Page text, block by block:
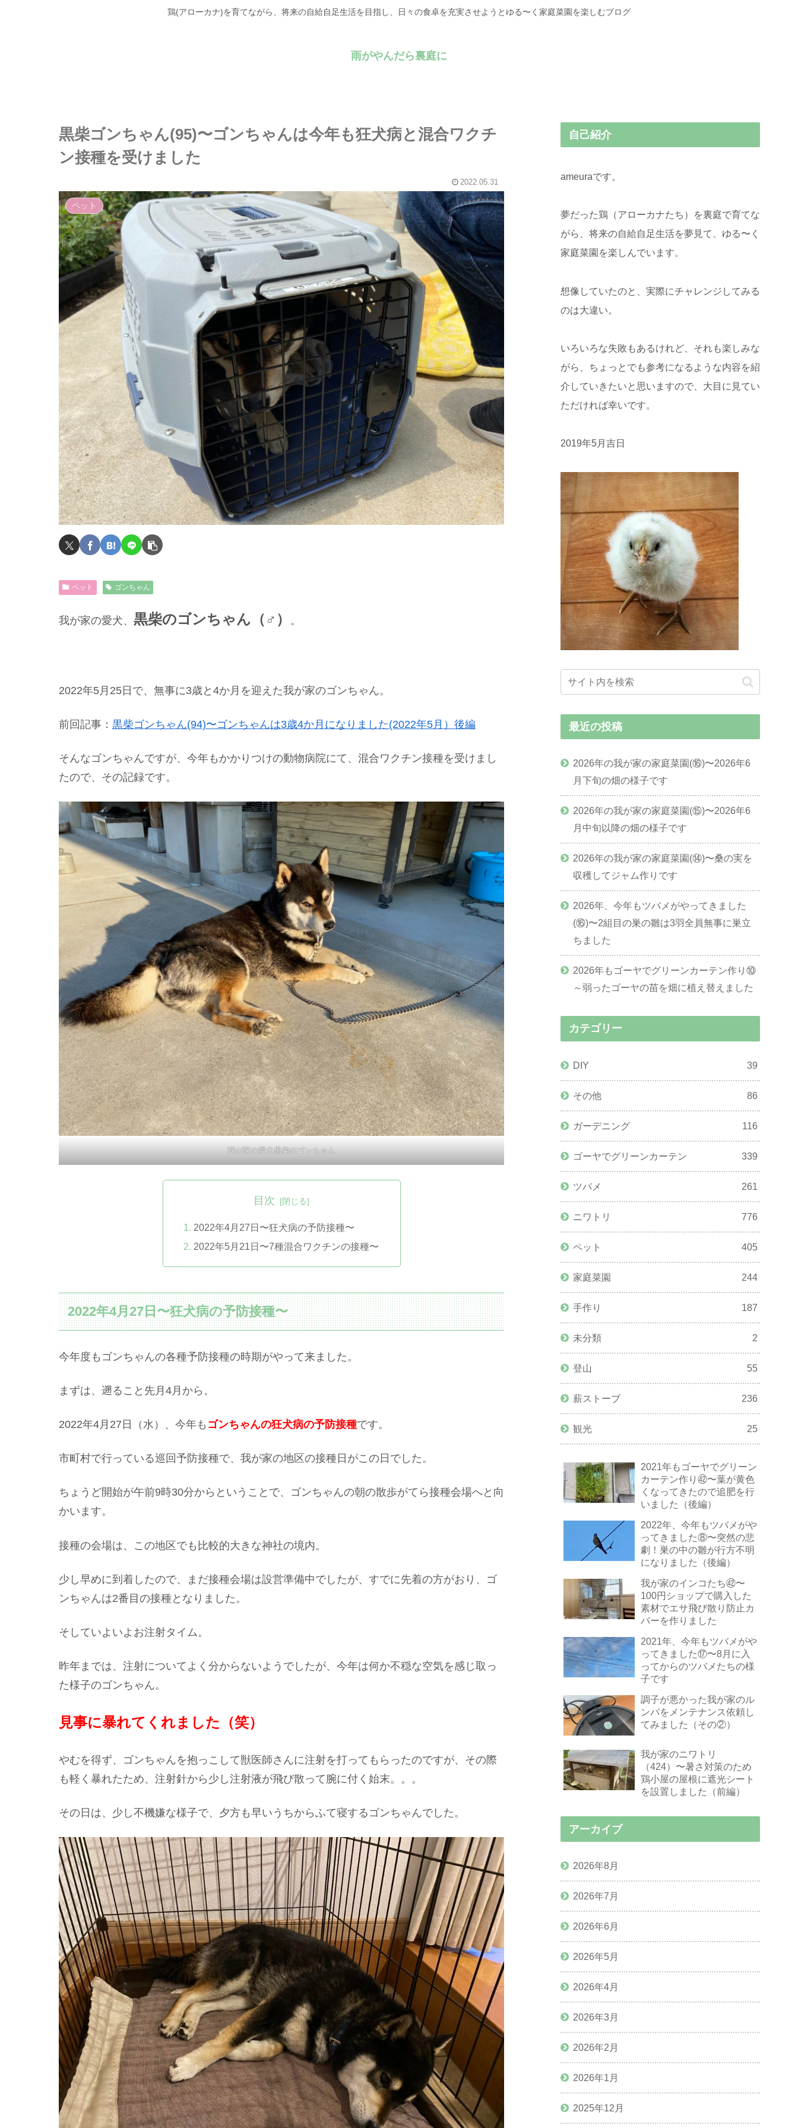
鶏(アローカナ)を育てながら、将来の自給自足生活を目指し、日々の食卓を充実させようとゆる〜く家庭菜園を楽しむブログ
雨がやんだら裏庭に
黒柴ゴンちゃん(95)〜ゴンちゃんは今年も狂犬病と混合ワクチ
ン接種を受けました
2022.05.31
ペット
ペット ゴンちゃん
我が家の愛犬、 黒柴のゴンちゃん（♂） 。
2022年5月25日で、無事に3歳と4か月を迎えた我が家のゴンちゃん。
前回記事： 黒柴ゴンちゃん(94)〜ゴンちゃんは3歳4か月になりました(2022年5月）後編
そんなゴンちゃんですが、今年もかかりつけの動物病院にて、混合ワクチン接種を受けまし
たので、その記録です。
我が家の愛犬黒柴のゴンちゃん
目次
2022年4月27日〜狂犬病の予防接種〜
2022年5月21日〜7種混合ワクチンの接種〜
2022年4月27日〜狂犬病の予防接種〜
今年度もゴンちゃんの各種予防接種の時期がやって来ました。
まずは、遡ること先月4月から。
2022年4月27日（水）、今年も ゴンちゃんの狂犬病の予防接種です。
市町村で行っている巡回予防接種で、我が家の地区の接種日がこの日でした。
ちょうど開始が午前9時30分からということで、ゴンちゃんの朝の散歩がてら接種会場へと向
かいます。
接種の会場は、この地区でも比較的大きな神社の境内。
少し早めに到着したので、まだ接種会場は設営準備中でしたが、すでに先着の方がおり、ゴ
ンちゃんは2番目の接種となりました。
そしていよいよお注射タイム。
昨年までは、注射についてよく分からないようでしたが、今年は何か不穏な空気を感じ取っ
た様子のゴンちゃん。
見事に暴れてくれました（笑）
やむを得ず、ゴンちゃんを抱っこして獣医師さんに注射を打ってもらったのですが、その際
も軽く暴れたため、注射針から少し注射液が飛び散って腕に付く始末。。。
その日は、少し不機嫌な様子で、夕方も早いうちからふて寝するゴンちゃんでした。
自己紹介
ameuraです。
夢だった鶏（アローカナたち）を裏庭で育てな
がら、将来の自給自足生活を夢見て、ゆる〜く
家庭菜園を楽しんでいます。
想像していたのと、実際にチャレンジしてみる
のは大違い。
いろいろな失敗もあるけれど、それも楽しみな
がら、ちょっとでも参考になるような内容を紹
介していきたいと思いますので、大目に見てい
ただければ幸いです。
2019年5月吉日
最近の投稿
2026年の我が家の家庭菜園(⑯)〜2026年6
月下旬の畑の様子です
2026年の我が家の家庭菜園(⑮)〜2026年6
月中旬以降の畑の様子です
2026年の我が家の家庭菜園(⑭)〜桑の実を
収穫してジャム作りです
2026年、今年もツバメがやってきました
(⑯)〜2組目の巣の雛は3羽全員無事に巣立
ちました
2026年もゴーヤでグリーンカーテン作り⑩
～弱ったゴーヤの苗を畑に植え替えました
カテゴリー
DIY 39
その他 86
ガーデニング 116
ゴーヤでグリーンカーテン 339
ツバメ 261
ニワトリ 776
ペット 405
家庭菜園 244
手作り 187
未分類 2
登山 55
薪ストーブ 236
観光 25
2021年もゴーヤでグリーン
カーテン作り㊷〜葉が黄色
くなってきたので追肥を行
いました（後編）
2022年、今年もツバメがや
ってきました⑧〜突然の悲
劇！巣の中の雛が行方不明
になりました（後編）
我が家のインコたち㊷〜
100円ショップで購入した
素材でエサ飛び散り防止カ
バーを作りました
2021年、今年もツバメがや
ってきました⑰〜8月に入
ってからのツバメたちの様
子です
調子が悪かった我が家のル
ンバをメンテナンス依頼し
てみました（その②）
我が家のニワトリ
（424）〜暑さ対策のため
鶏小屋の屋根に遮光シート
を設置しました（前編）
アーカイブ
2026年8月
2026年7月
2026年6月
2026年5月
2026年4月
2026年3月
2026年2月
2026年1月
2025年12月